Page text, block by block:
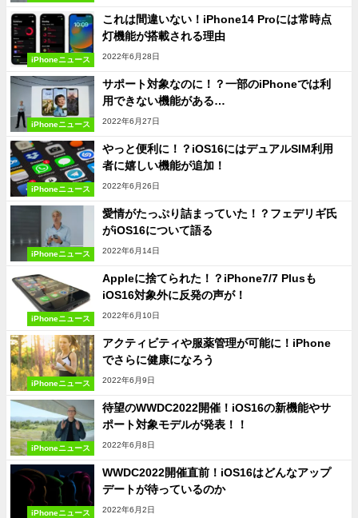
iPhoneニュース
これは間違いない！iPhone14 Proには常時点
灯機能が搭載される理由
2022年6月28日
iPhoneニュース
サポート対象なのに！？一部のiPhoneでは利
用できない機能がある…
2022年6月27日
iPhoneニュース
やっと便利に！？iOS16にはデュアルSIM利用
者に嬉しい機能が追加！
2022年6月26日
iPhoneニュース
愛情がたっぷり詰まっていた！？フェデリギ氏
がiOS16について語る
2022年6月14日
iPhoneニュース
Appleに捨てられた！？iPhone7/7 Plusも
iOS16対象外に反発の声が！
2022年6月10日
iPhoneニュース
アクティビティや服薬管理が可能に！iPhone
でさらに健康になろう
2022年6月9日
iPhoneニュース
待望のWWDC2022開催！iOS16の新機能やサ
ポート対象モデルが発表！！
2022年6月8日
iPhoneニュース
WWDC2022開催直前！iOS16はどんなアップ
デートが待っているのか
2022年6月2日